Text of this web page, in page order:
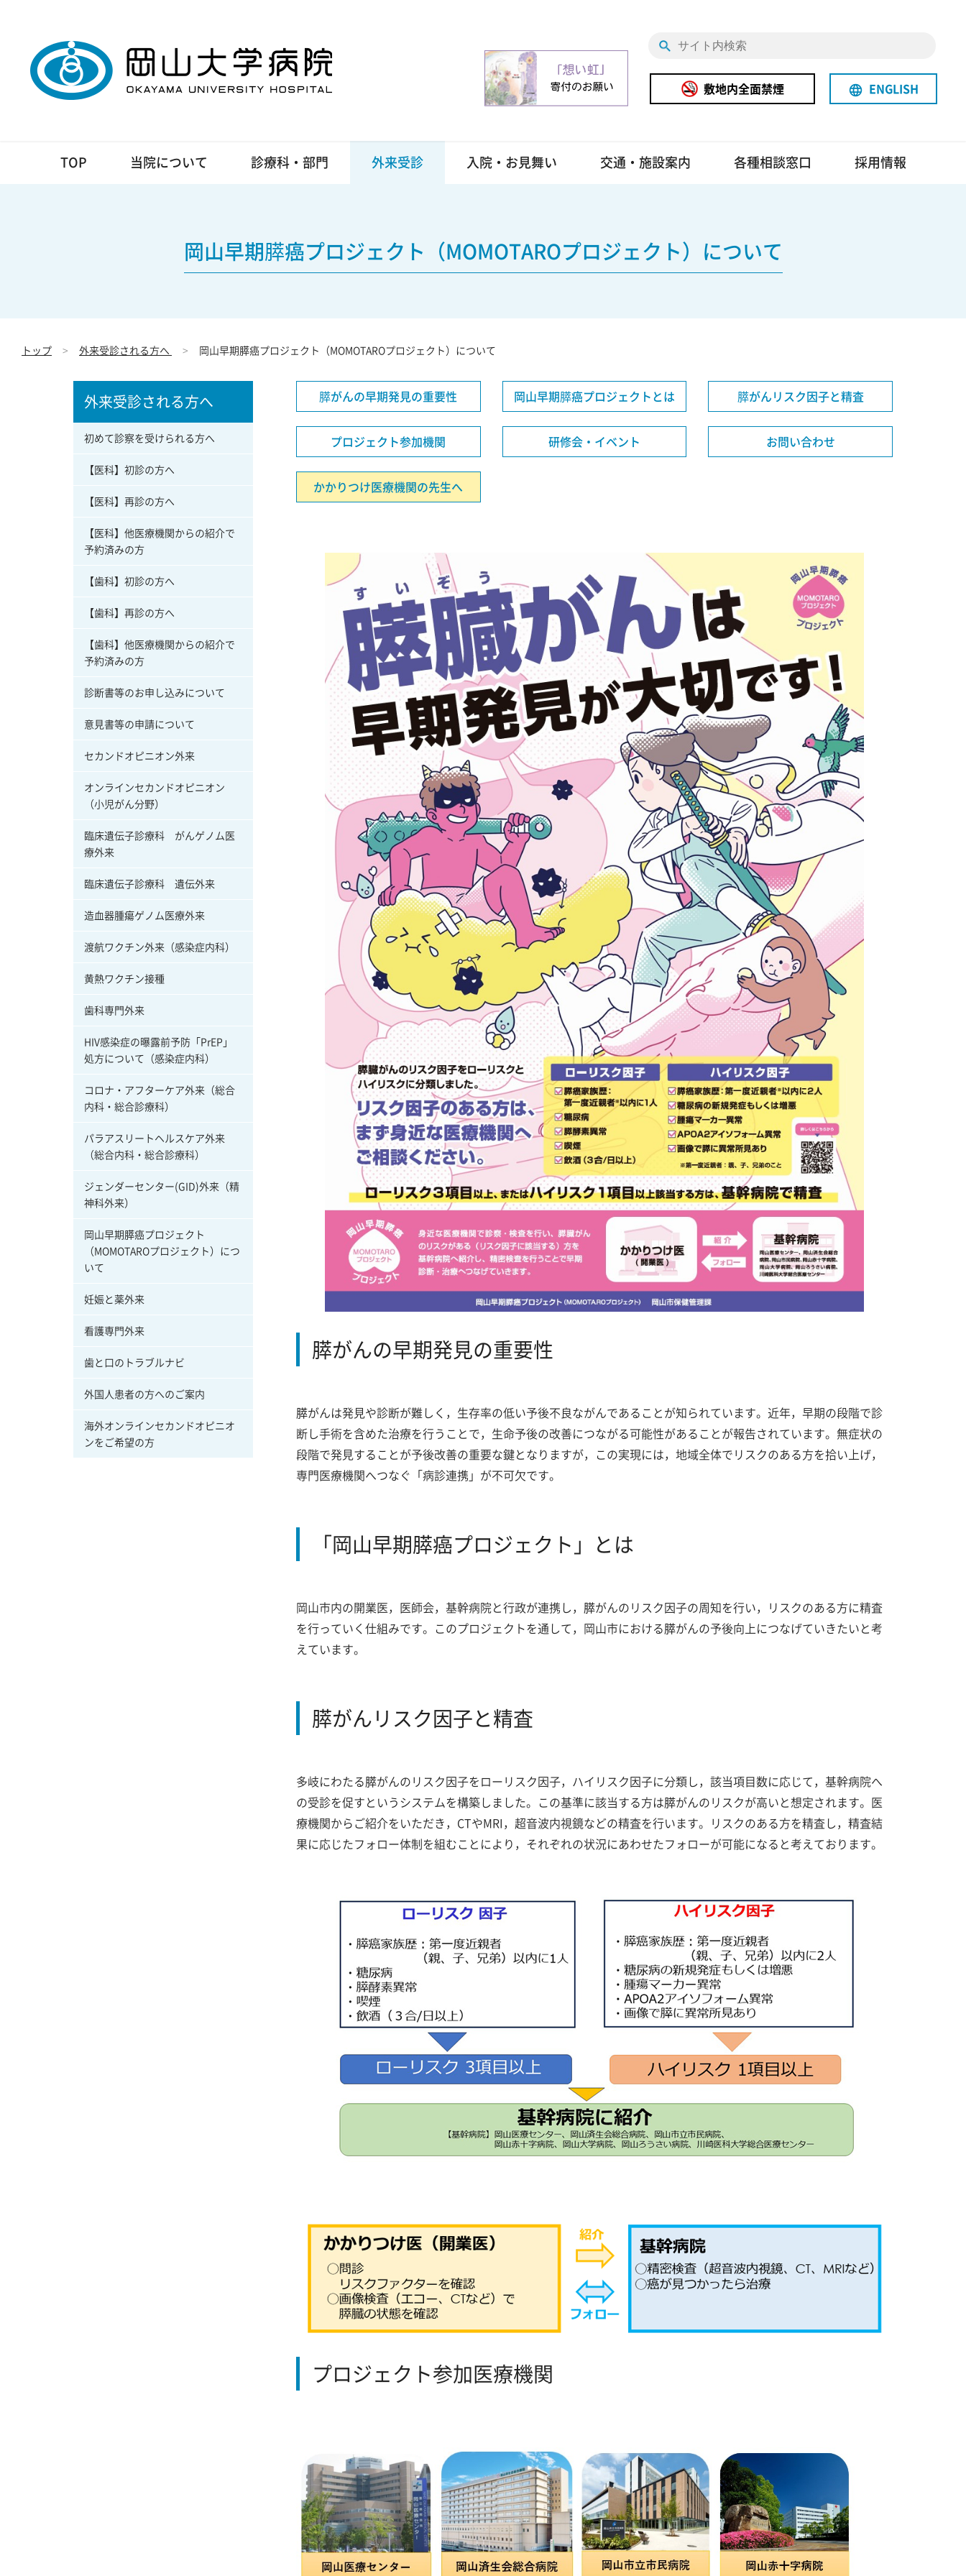
TOP 当院について 診療科・部門 外来受診 入院・お見舞い 交通・施設案内 各種相談窓口 採用情報
敷地内全面禁煙 language ENGLISH
岡山早期膵癌プロジェクト（MOMOTAROプロジェクト）について
トップ 外来受診される方へ 岡山早期膵癌プロジェクト（MOMOTAROプロジェクト）について
膵がんの早期発見の重要性 岡山早期膵癌プロジェクトとは 膵がんリスク因子と精査
プロジェクト参加機関 研修会・イベント お問い合わせ
かかりつけ医療機関の先生へ
膵がんの早期発見の重要性
膵がんは発見や診断が難しく，生存率の低い予後不良ながんであることが知られています。近年，早期の段階で診
断し手術を含めた治療を行うことで，生命予後の改善につながる可能性があることが報告されています。無症状の
段階で発見することが予後改善の重要な鍵となりますが，この実現には，地域全体でリスクのある方を拾い上げ，
専門医療機関へつなぐ「病診連携」が不可欠です。
「岡山早期膵癌プロジェクト」とは
岡山市内の開業医，医師会，基幹病院と行政が連携し，膵がんのリスク因子の周知を行い，リスクのある方に精査
を行っていく仕組みです。このプロジェクトを通して，岡山市における膵がんの予後向上につなげていきたいと考
えています。
膵がんリスク因子と精査
多岐にわたる膵がんのリスク因子をローリスク因子，ハイリスク因子に分類し，該当項目数に応じて，基幹病院へ
の受診を促すというシステムを構築しました。この基準に該当する方は膵がんのリスクが高いと想定されます。医
療機関からご紹介をいただき，CTやMRI，超音波内視鏡などの精査を行います。リスクのある方を精査し，精査結
果に応じたフォロー体制を組むことにより，それぞれの状況にあわせたフォローが可能になると考えております。
プロジェクト参加医療機関
外来受診される方へ
初めて診察を受けられる方へ
【医科】初診の方へ
【医科】再診の方へ
【医科】他医療機関からの紹介で
予約済みの方
【歯科】初診の方へ
【歯科】再診の方へ
【歯科】他医療機関からの紹介で
予約済みの方
診断書等のお申し込みについて
意見書等の申請について
セカンドオピニオン外来
オンラインセカンドオピニオン
（小児がん分野）
臨床遺伝子診療科 がんゲノム医
療外来
臨床遺伝子診療科 遺伝外来
造血器腫瘍ゲノム医療外来
渡航ワクチン外来（感染症内科）
黄熱ワクチン接種
歯科専門外来
HIV感染症の曝露前予防「PrEP」
処方について（感染症内科）
コロナ・アフターケア外来（総合
内科・総合診療科）
パラアスリートヘルスケア外来
（総合内科・総合診療科）
ジェンダーセンター(GID)外来（精
神科外来）
岡山早期膵癌プロジェクト
（MOMOTAROプロジェクト）につ
いて
妊娠と薬外来
看護専門外来
歯と口のトラブルナビ
外国人患者の方へのご案内
海外オンラインセカンドオピニオ
ンをご希望の方